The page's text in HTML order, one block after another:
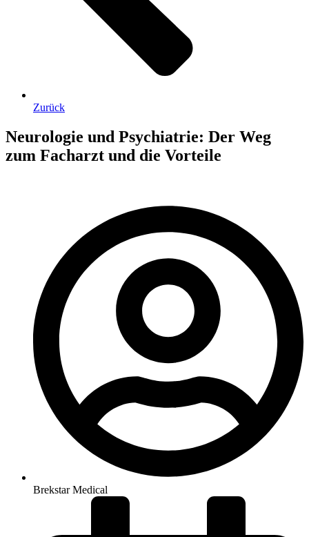
Zurück
Neurologie und Psychiatrie: Der Weg
zum Facharzt und die Vorteile
Brekstar Medical